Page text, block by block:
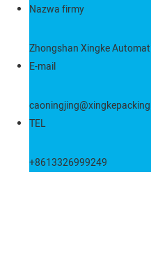
Nazwa firmy
Zhongshan Xingke
E-mail
TEL
+8613326999249